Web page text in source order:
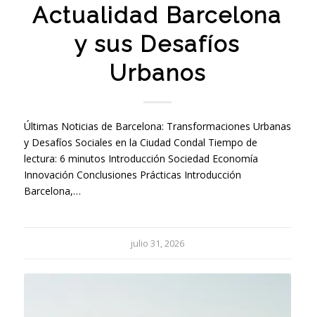
Actualidad Barcelona
y sus Desafíos
Urbanos
Últimas Noticias de Barcelona: Transformaciones Urbanas
y Desafíos Sociales en la Ciudad Condal Tiempo de
lectura: 6 minutos Introducción Sociedad Economía
Innovación Conclusiones Prácticas Introducción
Barcelona,…
julio 31, 2026